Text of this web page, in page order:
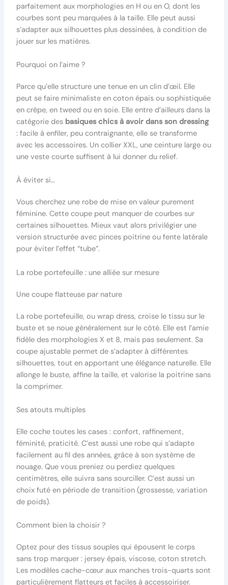
parfaitement aux morphologies en H ou en O, dont les
courbes sont peu marquées à la taille. Elle peut aussi
s’adapter aux silhouettes plus dessinées, à condition de
jouer sur les matières.
Pourquoi on l’aime ?
Parce qu’elle structure une tenue en un clin d’œil. Elle
peut se faire minimaliste en coton épais ou sophistiquée
en crêpe, en tweed ou en soie. Elle entre d’ailleurs dans la
catégorie des basiques chics à avoir dans son dressing
: facile à enfiler, peu contraignante, elle se transforme
avec les accessoires. Un collier XXL, une ceinture large ou
une veste courte suffisent à lui donner du relief.
À éviter si…
Vous cherchez une robe de mise en valeur purement
féminine. Cette coupe peut manquer de courbes sur
certaines silhouettes. Mieux vaut alors privilégier une
version structurée avec pinces poitrine ou fente latérale
pour éviter l’effet “tube”.
La robe portefeuille : une alliée sur mesure
Une coupe flatteuse par nature
La robe portefeuille, ou wrap dress, croise le tissu sur le
buste et se noue généralement sur le côté. Elle est l’amie
fidèle des morphologies X et 8, mais pas seulement. Sa
coupe ajustable permet de s’adapter à différentes
silhouettes, tout en apportant une élégance naturelle. Elle
allonge le buste, affine la taille, et valorise la poitrine sans
la comprimer.
Ses atouts multiples
Elle coche toutes les cases : confort, raffinement,
féminité, praticité. C’est aussi une robe qui s’adapte
facilement au fil des années, grâce à son système de
nouage. Que vous preniez ou perdiez quelques
centimètres, elle suivra sans sourciller. C’est aussi un
choix futé en période de transition (grossesse, variation
de poids).
Comment bien la choisir ?
Optez pour des tissus souples qui épousent le corps
sans trop marquer : jersey épais, viscose, coton stretch.
Les modèles cache-cœur aux manches trois-quarts sont
particulièrement flatteurs et faciles à accessoiriser.